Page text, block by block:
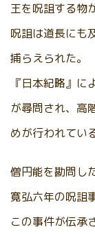
王を呪詛する物
呪詛は道長にも
捕らえられた。
『日本紀略』
が尋問され、高
めが行われている
僧円能を勘問し
寛弘六年の呪詛
この事件が伝承